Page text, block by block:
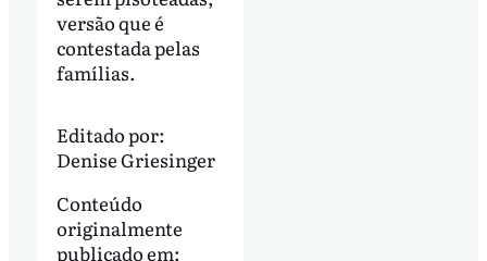
versão que é
contestada pelas
famílias.
Editado por:
Denise Griesinger
Conteúdo
originalmente
publicado em: